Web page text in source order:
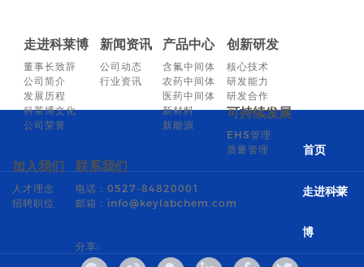
走进科莱博
董事长致辞
公司简介
发展历程
科莱博文化
公司荣誉
新闻资讯
公司动态
行业资讯
产品中心
含氟中间体
农药中间体
医药中间体
新材料
新能源
创新研发
核心技术
研发能力
研发合作
可持续发展
EHS管理
质量管理
加入我们
人才理念
招聘职位
联系我们
电话：0527-84820001
邮箱：info@keylabchem.com
分享:
首页
走进科莱
博